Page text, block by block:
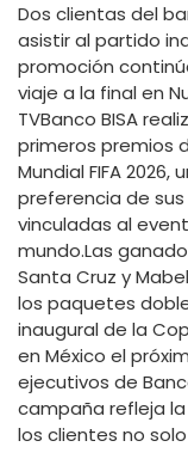
Dos clientas del
asistir al partido
promoción
viaje a la final en
TVBanco BISA
primeros premios
Mundial FIFA
preferencia de
vinculadas al
mundo.Las
Santa Cruz y
los paquetes
inaugural de la
en México el
ejecutivos de
campaña refleja
los clientes no